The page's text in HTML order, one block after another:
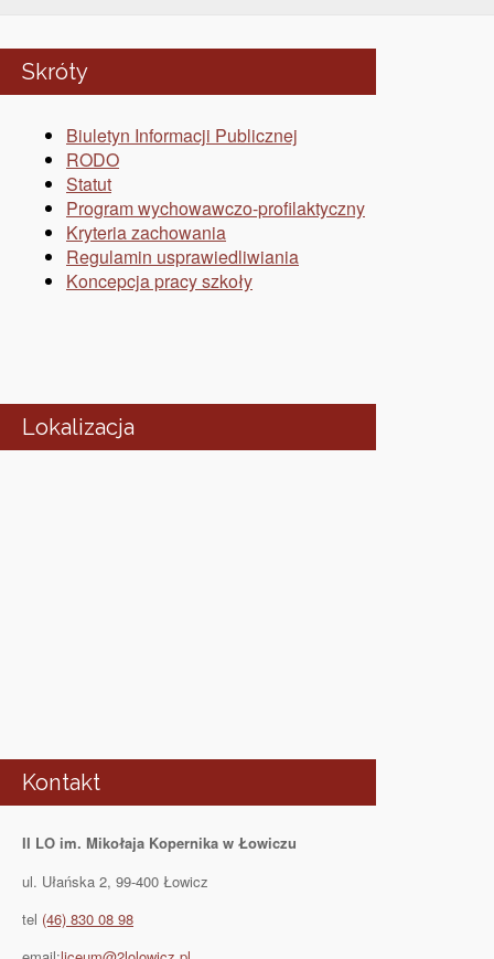
Skróty
Biuletyn Informacji Publicznej
RODO
Statut
Program wychowawczo-profilaktyczny
Kryteria zachowania
Regulamin usprawiedliwiania
Koncepcja pracy szkoły
Lokalizacja
Kontakt
II LO im. Mikołaja Kopernika w Łowiczu
ul. Ułańska 2, 99-400 Łowicz
tel (46) 830 08 98